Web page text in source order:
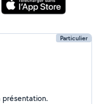
Particulier
Je n'ai pas encore renseigné ma présentation.